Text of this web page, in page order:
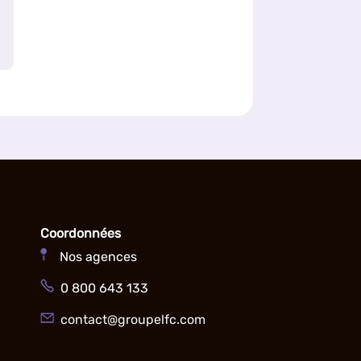
Coordonnées
Nos agences
0 800 643 133
contact@groupelfc.com